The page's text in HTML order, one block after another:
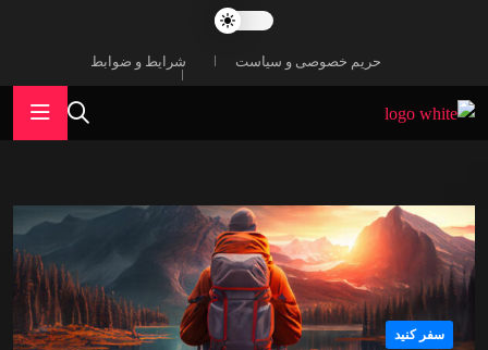
حریم خصوصی و سیاست شرایط و ضوابط
سفر کنید